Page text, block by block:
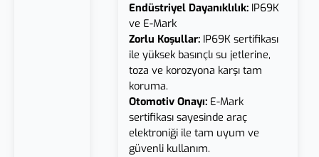
Endüstriyel Dayanıklılık: IP69K
ve E-Mark
Zorlu Koşullar: IP69K sertifikası
ile yüksek basınçlı su jetlerine,
toza ve korozyona karşı tam
koruma.
Otomotiv Onayı:E-Mark
sertifikası sayesinde araç
elektroniği ile tam uyum ve
güvenli kullanım.